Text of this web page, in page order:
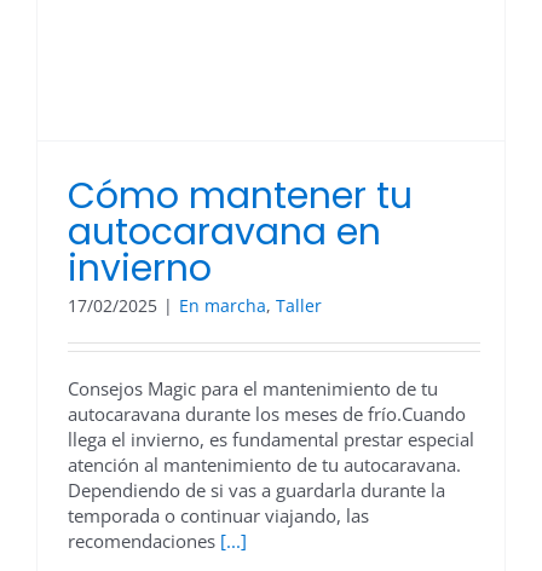
Cómo mantener tu
autocaravana en
invierno
17/02/2025 | En marcha, Taller
Consejos Magic para el mantenimiento de tu
autocaravana durante los meses de frío.Cuando
llega el invierno, es fundamental prestar especial
atención al mantenimiento de tu autocaravana.
Dependiendo de si vas a guardarla durante la
temporada o continuar viajando, las
recomendaciones [...]